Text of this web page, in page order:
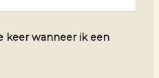
keer wanneer ik een